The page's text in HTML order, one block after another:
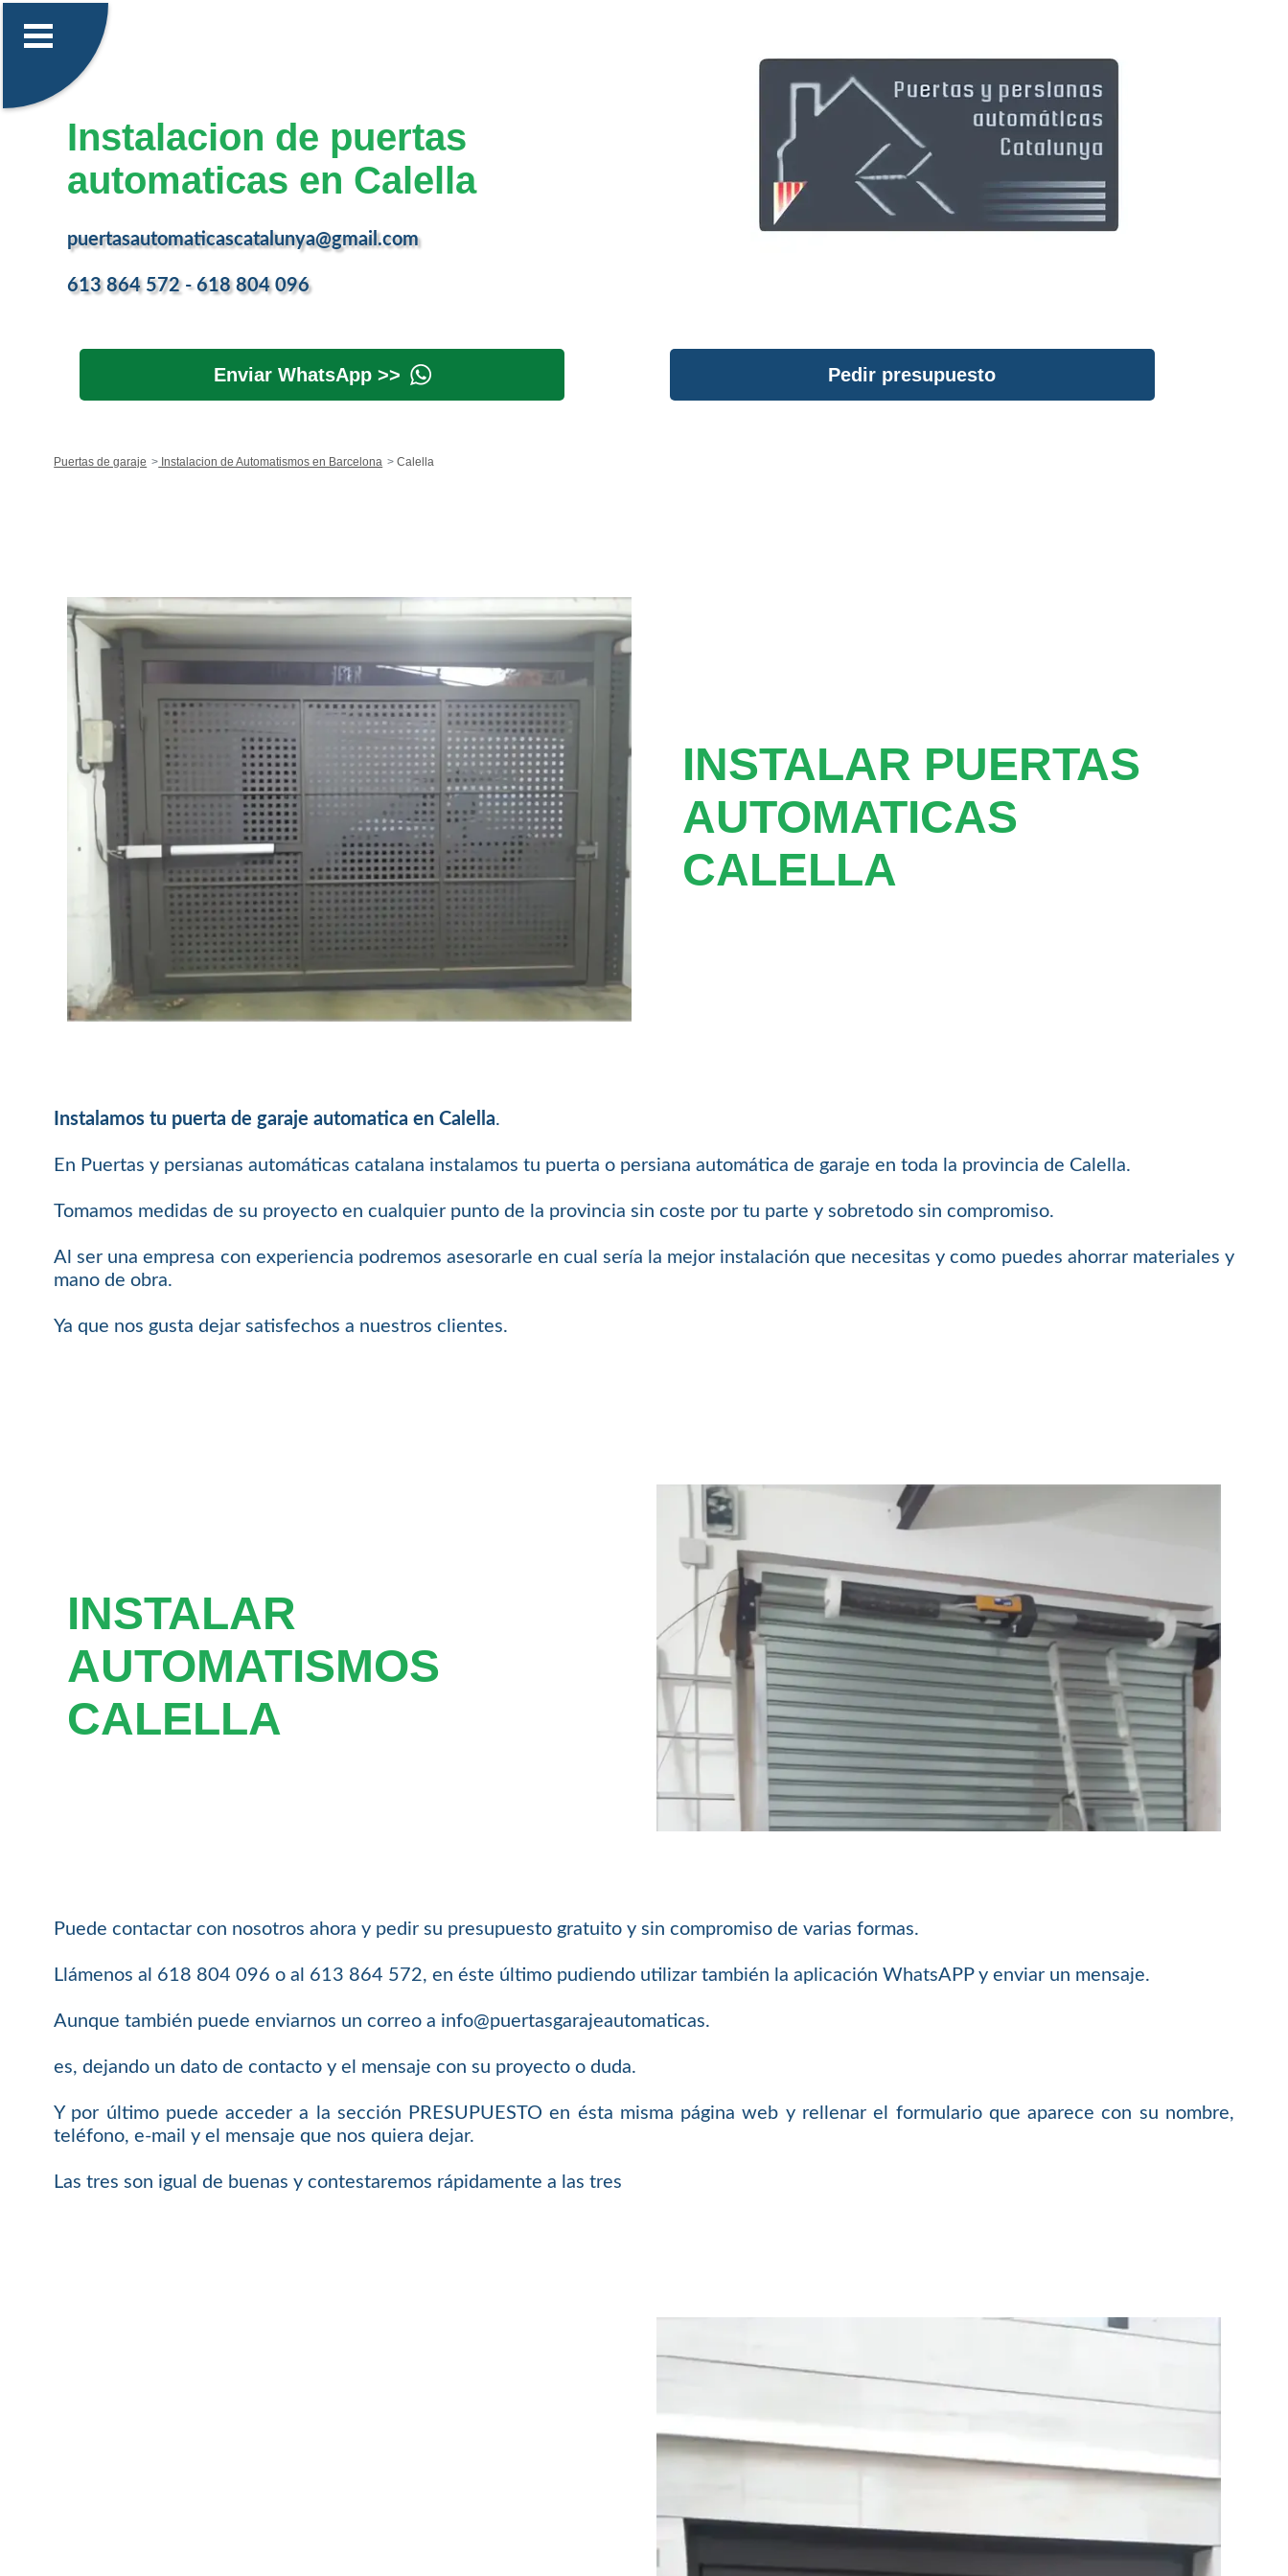
Instalacion de puertas
automaticas en Calella
puertasautomaticascatalunya@gmail.com
613 864 572 - 618 804 096
Enviar WhatsApp >> Pedir presupuesto
Puertas de garaje Instalacion de Automatismos en Barcelona Calella
INSTALAR PUERTAS
AUTOMATICAS
CALELLA
Instalamos tu puerta de garaje automatica en Calella.
En Puertas y persianas automáticas catalana instalamos tu puerta o persiana automática de garaje en toda la provincia de Calella.
Tomamos medidas de su proyecto en cualquier punto de la provincia sin coste por tu parte y sobretodo sin compromiso.
Al ser una empresa con experiencia podremos asesorarle en cual sería la mejor instalación que necesitas y como puedes ahorrar materiales y
mano de obra.
Ya que nos gusta dejar satisfechos a nuestros clientes.
INSTALAR
AUTOMATISMOS
CALELLA
Puede contactar con nosotros ahora y pedir su presupuesto gratuito y sin compromiso de varias formas.
Llámenos al 618 804 096 o al 613 864 572, en éste último pudiendo utilizar también la aplicación WhatsAPP y enviar un mensaje.
Aunque también puede enviarnos un correo a info@puertasgarajeautomaticas.
es, dejando un dato de contacto y el mensaje con su proyecto o duda.
Y por último puede acceder a la sección PRESUPUESTO en ésta misma página web y rellenar el formulario que aparece con su nombre,
teléfono, e-mail y el mensaje que nos quiera dejar.
Las tres son igual de buenas y contestaremos rápidamente a las tres